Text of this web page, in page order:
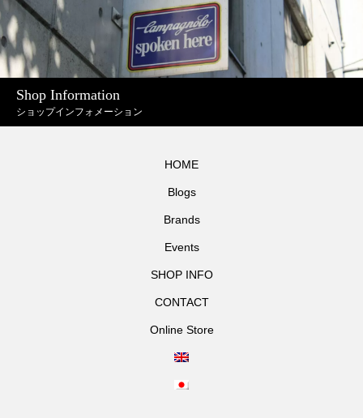
Shop Information
ショップインフォメーション
HOME
Blogs
Brands
Events
SHOP INFO
CONTACT
Online Store